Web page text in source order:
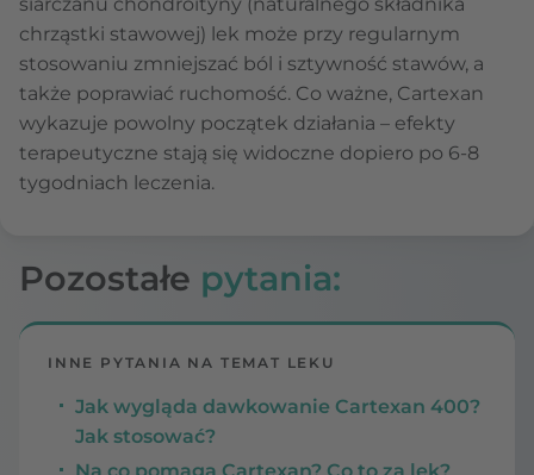
chrząstki stawowej) lek może przy regularnym
stosowaniu zmniejszać ból i sztywność stawów, a
także poprawiać ruchomość. Co ważne, Cartexan
wykazuje powolny początek działania – efekty
terapeutyczne stają się widoczne dopiero po 6-8
tygodniach leczenia.
Pozostałe pytania:
INNE PYTANIA NA TEMAT LEKU
Jak wygląda dawkowanie Cartexan 400?
Jak stosować?